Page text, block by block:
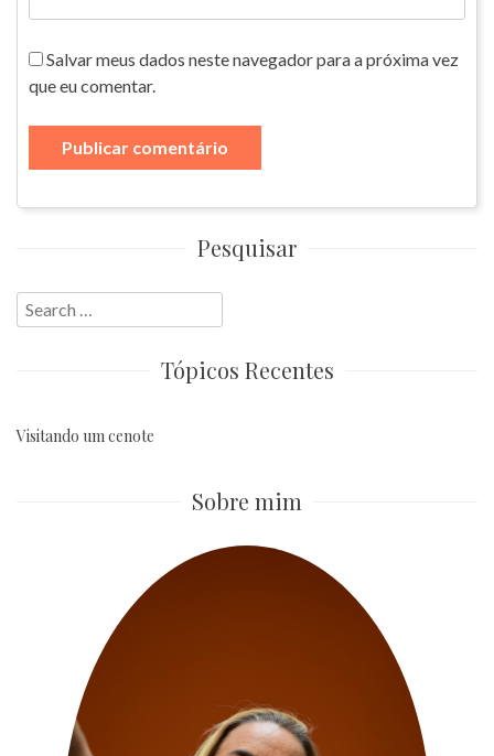
Salvar meus dados neste navegador para a próxima vez
que eu comentar.
Pesquisar
Search
for:
Tópicos Recentes
Visitando um cenote
Sobre mim